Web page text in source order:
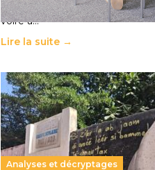
pédagogique au superfétatoire,
voire à…
Lire la suite →
Analyses et décryptages